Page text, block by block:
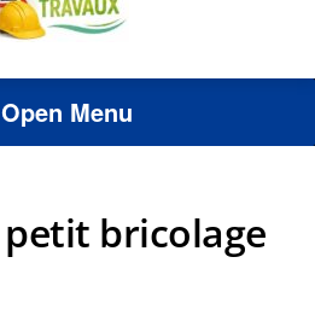
Open Menu
petit bricolage